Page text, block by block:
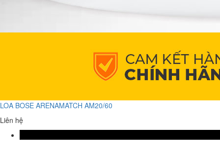
LOA BOSE ARENAMATCH AM20/60
Liên hệ